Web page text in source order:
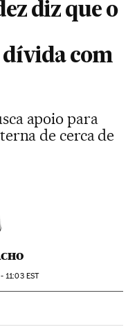
diz que o
dívida com
apoio para
de cerca de
11:03EST